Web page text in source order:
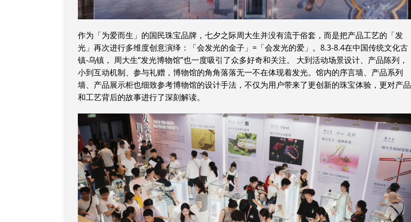
作为「为爱而生」的国民珠宝品牌，七夕之际周大生并没有流于俗套，而是把产品工艺的「发
光」再次进行多维度创意演绎：「会发光的金子」=「会发光的爱」。8.3-8.4在中国传统文化古
镇-乌镇， 周大生“发光博物馆”也一度吸引了众多好奇和关注。 大到活动场景设计、产品陈列，
小到互动机制、参与礼赠，博物馆的角角落落无一不在体现着发光。馆内的序言墙、产品系列
墙、产品展示柜也细致参考博物馆的设计手法，不仅为用户带来了更创新的珠宝体验，更对产品
和工艺背后的故事进行了深刻解读。